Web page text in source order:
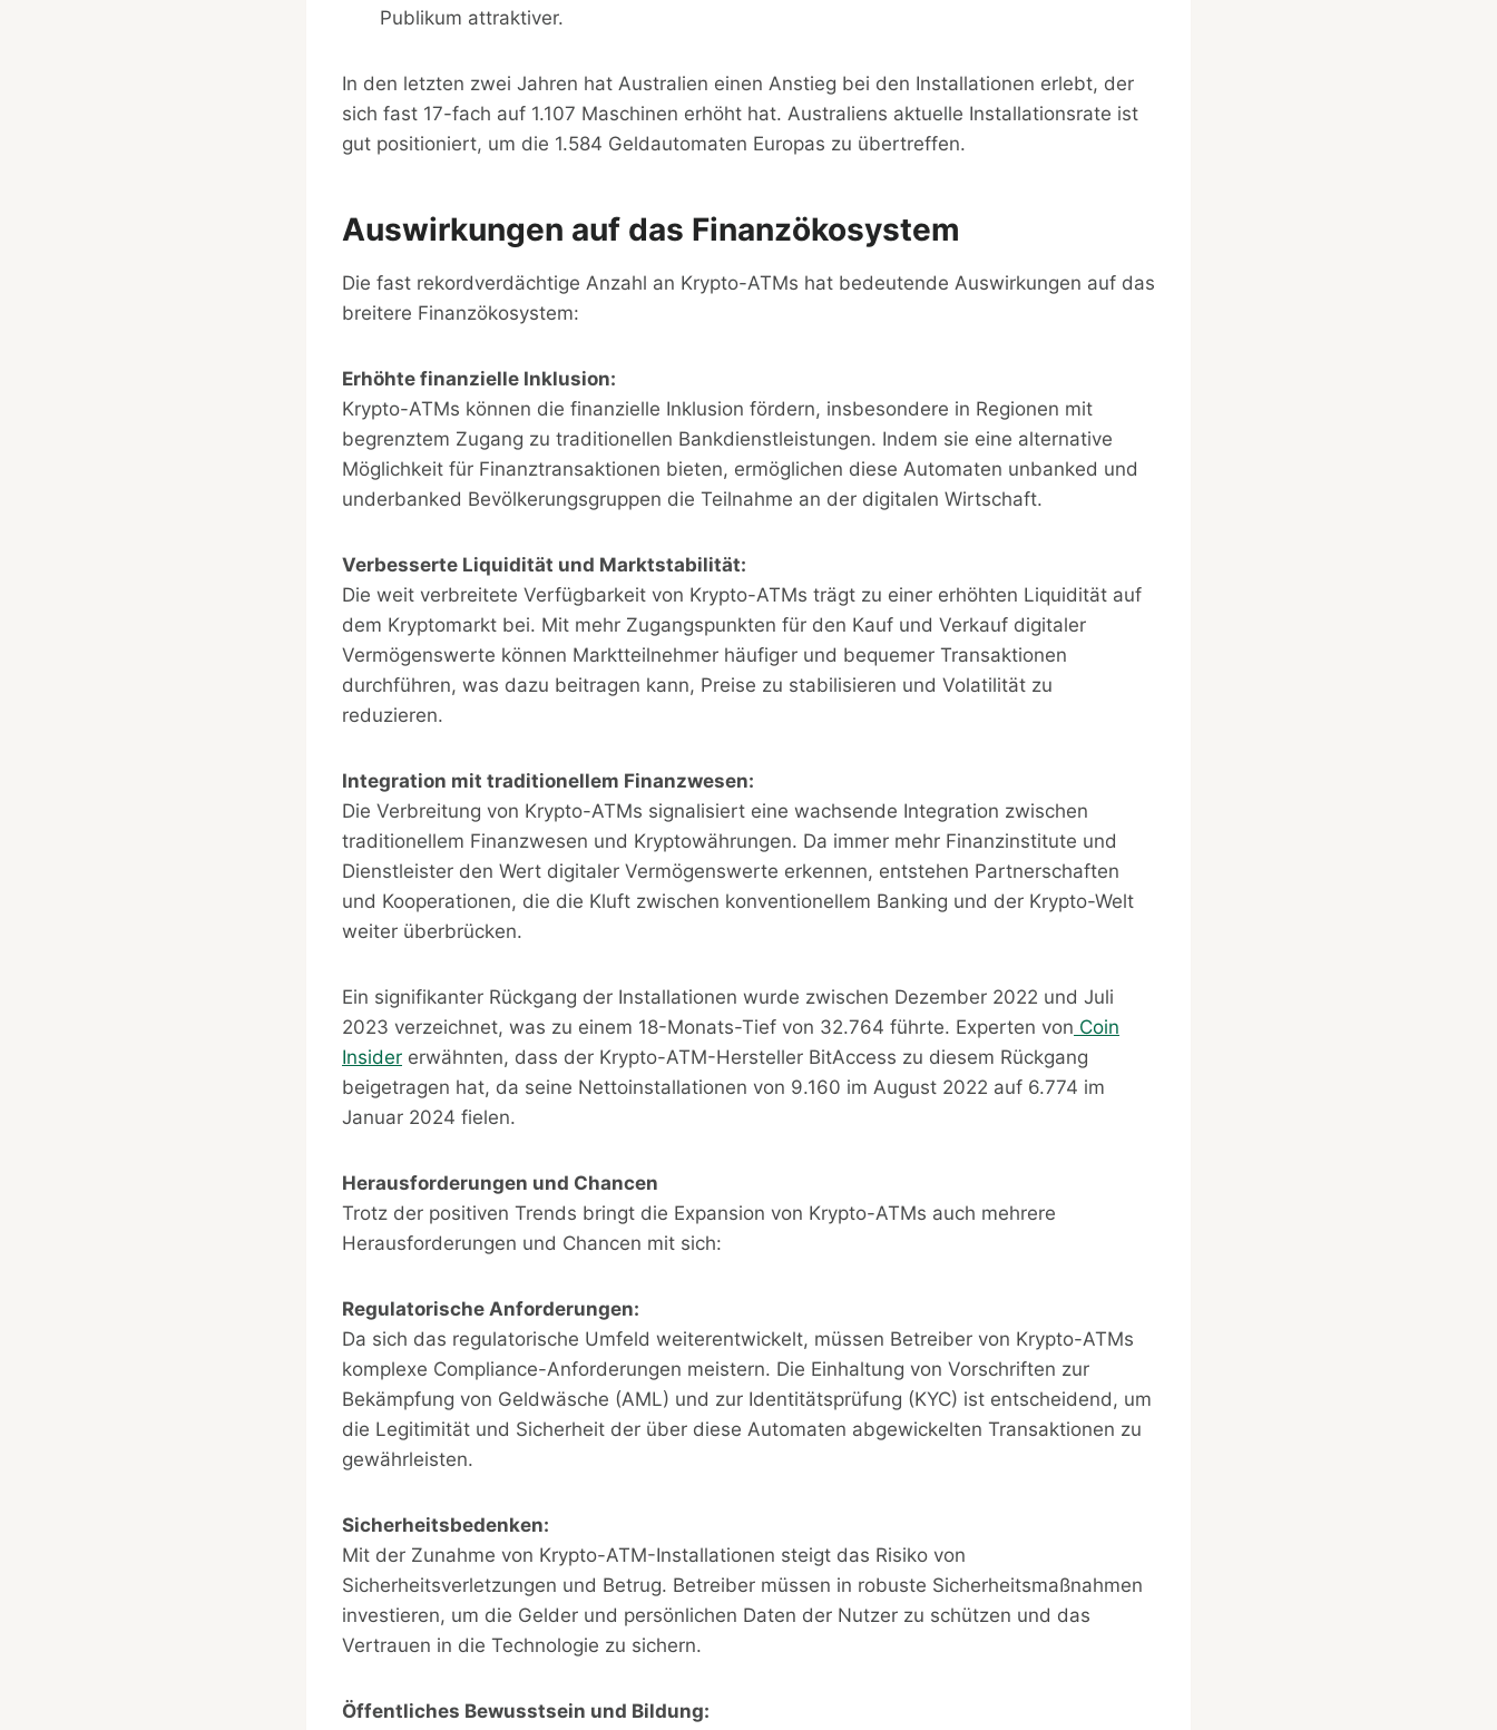
Publikum attraktiver.
In den letzten zwei Jahren hat Australien einen Anstieg bei den Installationen erlebt, der
sich fast 17-fach auf 1.107 Maschinen erhöht hat. Australiens aktuelle Installationsrate ist
gut positioniert, um die 1.584 Geldautomaten Europas zu übertreffen.
Auswirkungen auf das Finanzökosystem
Die fast rekordverdächtige Anzahl an Krypto-ATMs hat bedeutende Auswirkungen auf das
breitere Finanzökosystem:
Erhöhte finanzielle Inklusion:
Krypto-ATMs können die finanzielle Inklusion fördern, insbesondere in Regionen mit
begrenztem Zugang zu traditionellen Bankdienstleistungen. Indem sie eine alternative
Möglichkeit für Finanztransaktionen bieten, ermöglichen diese Automaten unbanked und
underbanked Bevölkerungsgruppen die Teilnahme an der digitalen Wirtschaft.
Verbesserte Liquidität und Marktstabilität:
Die weit verbreitete Verfügbarkeit von Krypto-ATMs trägt zu einer erhöhten Liquidität auf
dem Kryptomarkt bei. Mit mehr Zugangspunkten für den Kauf und Verkauf digitaler
Vermögenswerte können Marktteilnehmer häufiger und bequemer Transaktionen
durchführen, was dazu beitragen kann, Preise zu stabilisieren und Volatilität zu
reduzieren.
Integration mit traditionellem Finanzwesen:
Die Verbreitung von Krypto-ATMs signalisiert eine wachsende Integration zwischen
traditionellem Finanzwesen und Kryptowährungen. Da immer mehr Finanzinstitute und
Dienstleister den Wert digitaler Vermögenswerte erkennen, entstehen Partnerschaften
und Kooperationen, die die Kluft zwischen konventionellem Banking und der Krypto-Welt
weiter überbrücken.
Ein signifikanter Rückgang der Installationen wurde zwischen Dezember 2022 und Juli
2023 verzeichnet, was zu einem 18-Monats-Tief von 32.764 führte. Experten von Coin
Insider erwähnten, dass der Krypto-ATM-Hersteller BitAccess zu diesem Rückgang
beigetragen hat, da seine Nettoinstallationen von 9.160 im August 2022 auf 6.774 im
Januar 2024 fielen.
Herausforderungen und Chancen
Trotz der positiven Trends bringt die Expansion von Krypto-ATMs auch mehrere
Herausforderungen und Chancen mit sich:
Regulatorische Anforderungen:
Da sich das regulatorische Umfeld weiterentwickelt, müssen Betreiber von Krypto-ATMs
komplexe Compliance-Anforderungen meistern. Die Einhaltung von Vorschriften zur
Bekämpfung von Geldwäsche (AML) und zur Identitätsprüfung (KYC) ist entscheidend, um
die Legitimität und Sicherheit der über diese Automaten abgewickelten Transaktionen zu
gewährleisten.
Sicherheitsbedenken:
Mit der Zunahme von Krypto-ATM-Installationen steigt das Risiko von
Sicherheitsverletzungen und Betrug. Betreiber müssen in robuste Sicherheitsmaßnahmen
investieren, um die Gelder und persönlichen Daten der Nutzer zu schützen und das
Vertrauen in die Technologie zu sichern.
Öffentliches Bewusstsein und Bildung: